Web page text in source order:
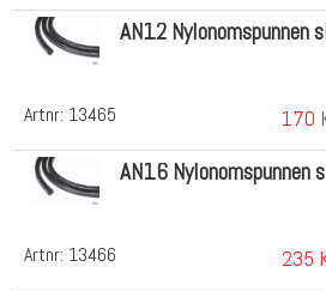
Artnr: 13465
AN12 Nylonomspunnen
170
Artnr: 13466
AN16 Nylonomspunnen
235